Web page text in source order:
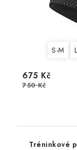
S-M
675 Kč
750 Kč
Tréninkové